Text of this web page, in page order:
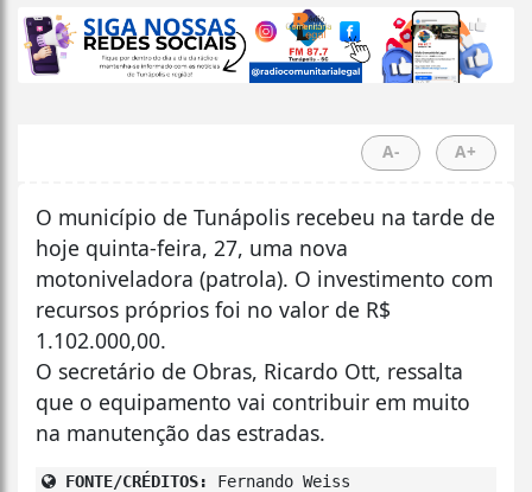
A- A+
O município de Tunápolis recebeu na tarde de
hoje quinta-feira, 27, uma nova
motoniveladora (patrola). O investimento com
recursos próprios foi no valor de R$
1.102.000,00.
O secretário de Obras, Ricardo Ott, ressalta
que o equipamento vai contribuir em muito
na manutenção das estradas.
FONTE/CRÉDITOS: Fernando Weiss